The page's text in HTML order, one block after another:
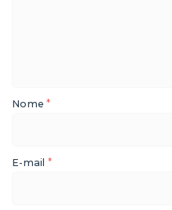
Nome*
E-mail *